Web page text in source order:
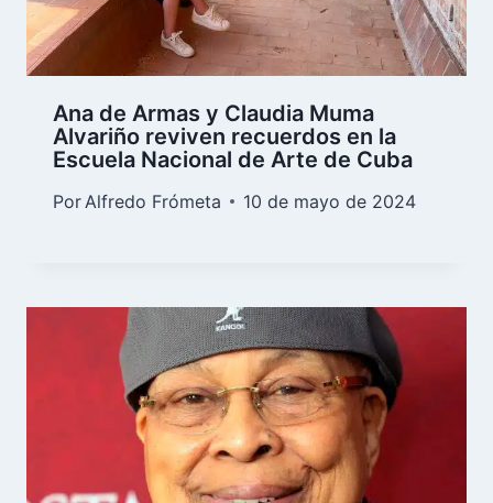
Ana de Armas y Claudia Muma
Alvariño reviven recuerdos en la
Escuela Nacional de Arte de Cuba
Por Alfredo Frómeta 10 de mayo de 2024